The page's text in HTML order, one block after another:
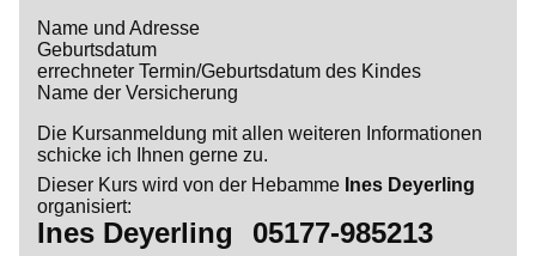
Name und Adresse
Geburtsdatum
errechneter Termin/Geburtsdatum des Kindes
Name der Versicherung
Die Kursanmeldung mit allen weiteren Informationen
schicke ich Ihnen gerne zu.
Dieser Kurs wird von der Hebamme Ines Deyerling
organisiert:
Ines Deyerling 05177-985213